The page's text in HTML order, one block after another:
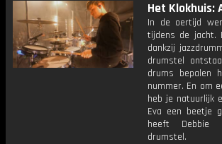
Het Klokhuis:
In de oertijd
tijdens de jacht.
dankzij
drumstel
drums bepalen
nummer. En om
heb je natuurlijk
Eva een beetje
heeft Debbie
drumstel.